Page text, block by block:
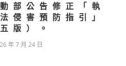
部公告修正「執
侵害預防指引」
版）。
年 7 月 24 日